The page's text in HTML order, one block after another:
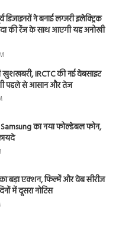
ने बनाई लग्जरी इलेक्ट्रिक
की रेंज के साथ आएगी यह अनोखी
खुशखबरी, IRCTC की नई वेबसाइट
पहले से आसान और तेज
का नया फोल्डेबल फोन,
बड़ा एक्शन, फिल्में और वेब सीरीज
में दूसरा नोटिस